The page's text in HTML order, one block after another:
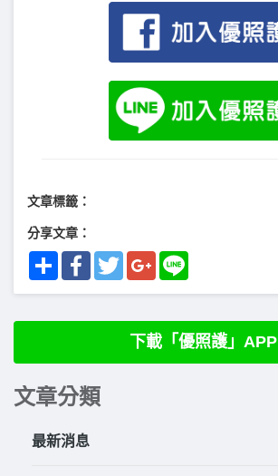
文章標籤：
分享文章：
Share FacebookTwitterGoogle+
下載「優照護」APP
文章分類
最新消息